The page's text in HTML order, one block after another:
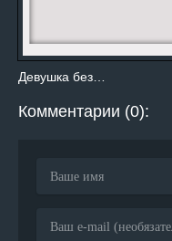
Девушка без…
Комментарии (0):